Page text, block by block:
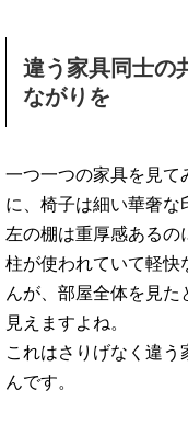
違う家具同士の
ながりを
一つ一つの家具を見て
に、椅子は細い華奢な
左の棚は重厚感ある
柱が使われていて軽
んが、部屋全体を見た
見えますよね。
これはさりげなく違
んです。